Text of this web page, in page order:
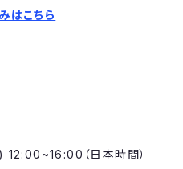
はこちら
（日本時間）